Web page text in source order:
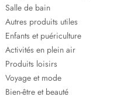
Salle de bain
Autres produits utiles
Enfants et puériculture
Activités en plein air
Produits loisirs
Voyage et mode
Bien-être et beauté